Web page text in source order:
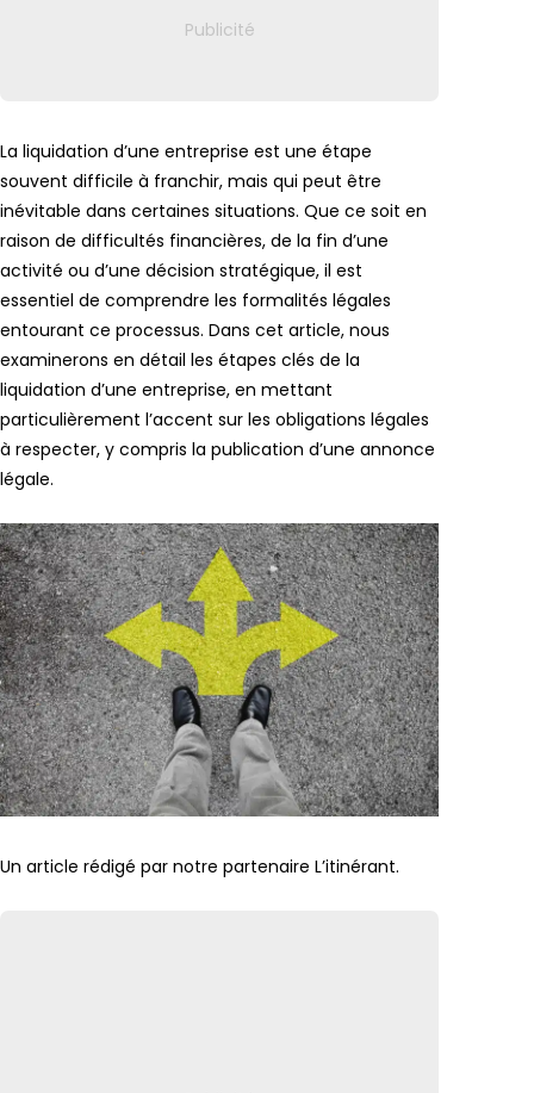
La liquidation d’une entreprise est une étape
souvent difficile à franchir, mais qui peut être
inévitable dans certaines situations. Que ce soit en
raison de difficultés financières, de la fin d’une
activité ou d’une décision stratégique, il est
essentiel de comprendre les formalités légales
entourant ce processus. Dans cet article, nous
examinerons en détail les étapes clés de la
liquidation d’une entreprise, en mettant
particulièrement l’accent sur les obligations légales
à respecter, y compris la publication d’une annonce
légale.
Un article rédigé par notre partenaire L’itinérant.